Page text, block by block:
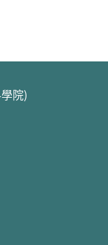
院)